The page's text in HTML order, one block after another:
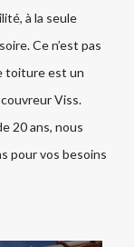
à la seule
Ce n’est pas
toiture est un
Viss.
20 ans, nous
pour vos besoins